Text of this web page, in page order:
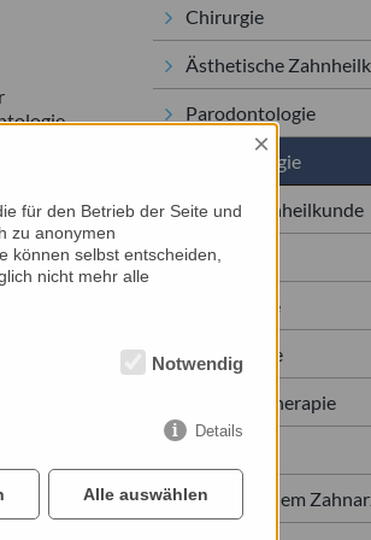
den
Vorteile
für
fixiert
Chirurgie
Ästhetische
Parodontologie
Implantologie
Kinderzahnheilkunde
Zahnersatz
Prophylaxe
Endodontie
Knirschertherapie
Angst vor dem
×
für den Betrieb der Seite und
zu anonymen
können selbst entscheiden,
nicht mehr alle
Notwendig
Details
Alle auswählen